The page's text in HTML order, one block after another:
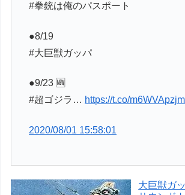
#拳銃は俺のパスポート
●8/19
#大巨獣ガッパ
●9/23 🆕
#超ゴジラ… https://t.co/
2020/08/01 15:58:01
大巨獣ガ